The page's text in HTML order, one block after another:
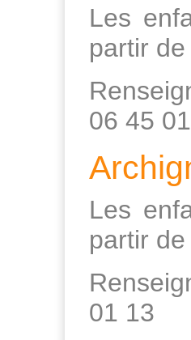
Les
partir
06 45 01
Les
partir
01 13